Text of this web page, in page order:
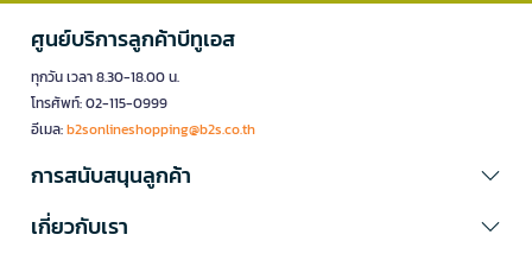
ศูนย์บริการลูกค้าบีทูเอส
ทุกวัน เวลา 8.30-18.00 น.
โทรศัพท์: 02-115-0999
อีเมล:b2sonlineshopping@b2s.co.th
การสนับสนุนลูกค้า
เกี่ยวกับเรา